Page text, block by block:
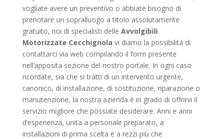
vogliate avere un preventivo o abbiate bisogno di
prenotare un sopralluogo a titolo assolutamente
gratuito, noi di specialisti delle Avvolgibili
Motorizzate Cecchignola vi diamo la possibilità di
contattarci via web compilando il form presente
nell’apposita sezione del nostro portale. In ogni caso
ricordate, sia che si tratti di un intervento urgente,
canonico, di installazione, di sostituzione, riparazione o
manutenzione, la nostra azienda è in grado di offrirvi il
servizio migliore che possiate desiderare. Anni e anni
d’esperienza, unita a personale preparato, a
installazioni di prima scelta e a rezzi più che